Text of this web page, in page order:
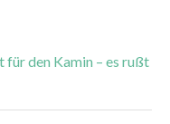
den Kamin – es rußt